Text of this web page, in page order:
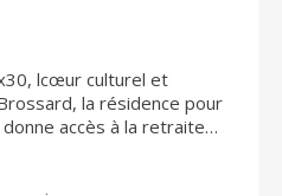
lcœur culturel et
la résidence pour
accès à la retraite
de vie unique, au cœur